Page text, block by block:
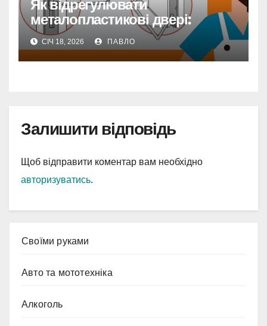
Як відрегулювати
металопластикові двері:
повний гід для самостійного
ремонту
СІЧ 18, 2026 ПАВЛО
Залишити відповідь
Щоб відправити коментар вам необхідно
авторизуватись.
Cвоїми руками
Авто та мототехніка
Алкоголь